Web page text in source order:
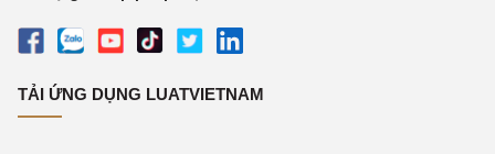
TẢI ỨNG DỤNG LUATVIETNAM